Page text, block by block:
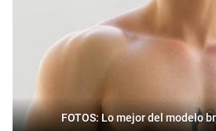
FOTOS: Lo mejor del modelo